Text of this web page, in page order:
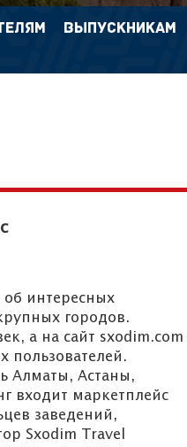
ВЫПУСКНИКАМ
интересных
городов.
а на сайт sxodim.com
пользователей.
Алматы, Астаны,
входит маркетплейс
заведений,
Sxodim Travel